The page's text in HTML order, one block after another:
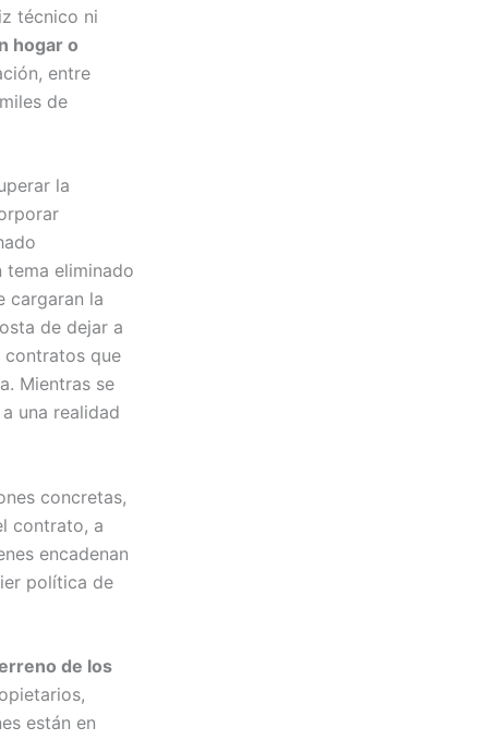
técnico ni
hogar o
entre
de
la
tema eliminado
cargaran la
de dejar a
contratos que
Mientras se
una realidad
concretas,
contrato, a
encadenan
política de
de los
están en